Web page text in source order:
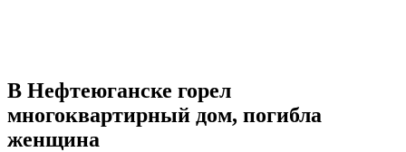
В Нефтеюганске горел
многоквартирный дом, погибла
женщина